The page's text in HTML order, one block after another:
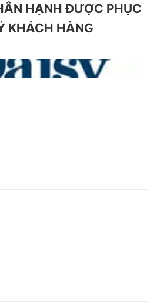
HẠNH ĐƯỢC PHỤC
KHÁCH HÀNG